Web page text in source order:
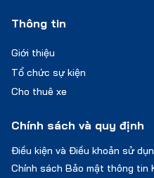
Thông tin
Giới thiệu
Tổ chức sự kiện
Cho thuê xe
Chính sách và quy định
Điều kiện và Điều khoản sử
Chính sách Bảo mật thông tin